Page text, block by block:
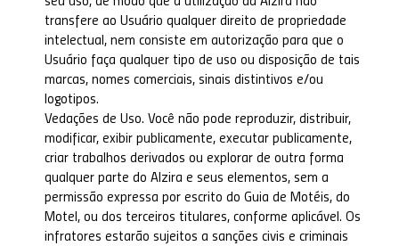
transfere ao Usuário qualquer direito de propriedade
intelectual, nem consiste em autorização para que o
Usuário faça qualquer tipo de uso ou disposição de tais
marcas, nomes comerciais, sinais distintivos e/ou
logotipos.
Vedações de Uso. Você não pode reproduzir, distribuir,
modificar, exibir publicamente, executar publicamente,
criar trabalhos derivados ou explorar de outra forma
qualquer parte do Alzira e seus elementos, sem a
permissão expressa por escrito do Guia de Motéis, do
Motel, ou dos terceiros titulares, conforme aplicável. Os
infratores estarão sujeitos a sanções civis e criminais